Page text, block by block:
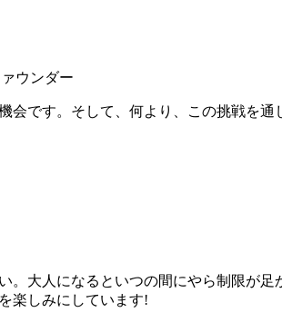
ウンダー
です。そして、何より、この挑戦を
大人になるといつの間にやら制限が
楽しみにしています!